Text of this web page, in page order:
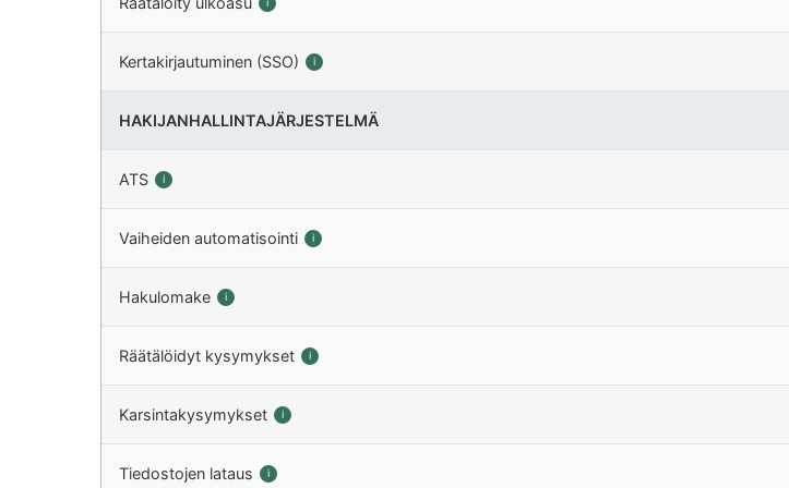
Kertakirjautuminen (SSO) i
HAKIJANHALLINTAJÄRJESTELMÄ
ATS i
Vaiheiden automatisointi i
Hakulomake i
Räätälöidyt kysymykset i
Karsintakysymykset i
Tiedostojen lataus i